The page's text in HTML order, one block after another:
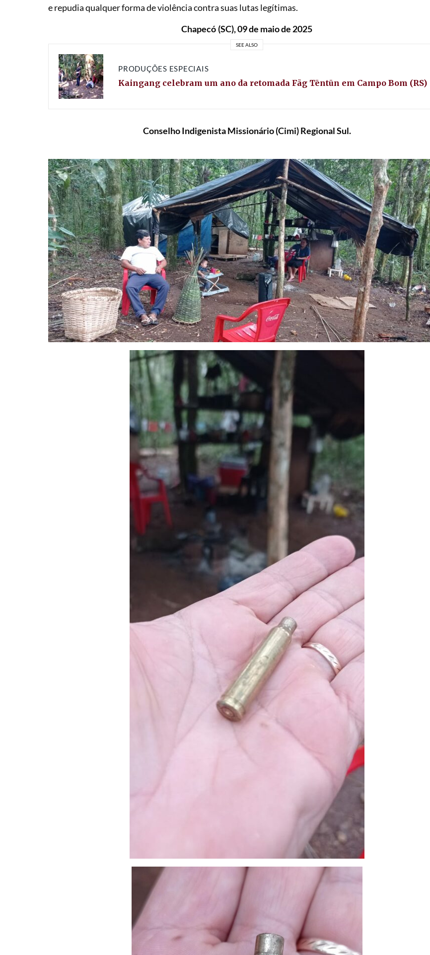
e repudia qualquer forma de violência contra suas lutas legítimas.
Chapecó (SC), 09 de maio de 2025
SEE ALSO
PRODUÇÕES ESPECIAIS
Kaingang celebram um ano da retomada Fãg Tēntūn em Campo Bom (RS)
Conselho Indigenista Missionário (Cimi) Regional Sul.